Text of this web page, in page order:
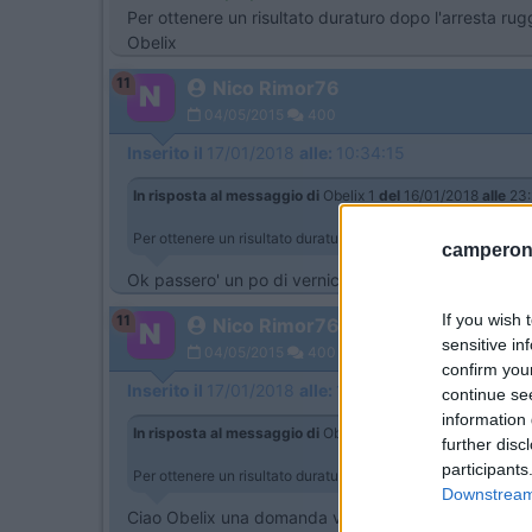
If you wish
sensitive
confirm
continue
information
further
Per ottenere un risultato duraturo dopo l'arresta
Obelix
11 Nico Rimor76
04/05/2015 400
Inserito il 17/01/2018 alle: 10:34:15
In risposta al messaggio di Obelix 1 del 16/01/2018 alle
Per ottenere un risultato duraturo dopo l'arresta ruggine
Ok passero' un po di vernice per completare l'opera
11 Nico Rimor76
04/05/2015 400
Inserito il 17/01/2018 alle:
In risposta al messaggio di Obelix 1
Per ottenere un risultato duraturo dopo l'arresta ruggine
Ciao Obelix una domanda vorrei farti seondo te